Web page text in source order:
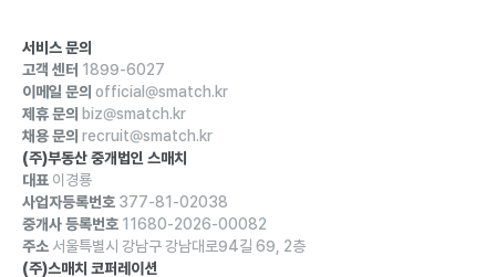
서비스 문의
고객 센터 1899-6027
이메일 문의 official@smatch.kr
제휴 문의 biz@smatch.kr
채용 문의 recruit@smatch.kr
(주)부동산 중개법인 스매치
대표 이경룡
사업자등록번호 377-81-02038
중개사 등록번호 11680-2026-00082
주소 서울특별시 강남구 강남대로94길 69, 2층
(주)스매치 코퍼레이션